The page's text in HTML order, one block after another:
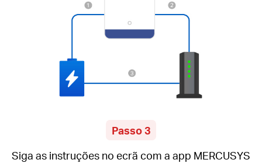
Passo 3
Siga as instruções no ecrã com a app MERCUSYS